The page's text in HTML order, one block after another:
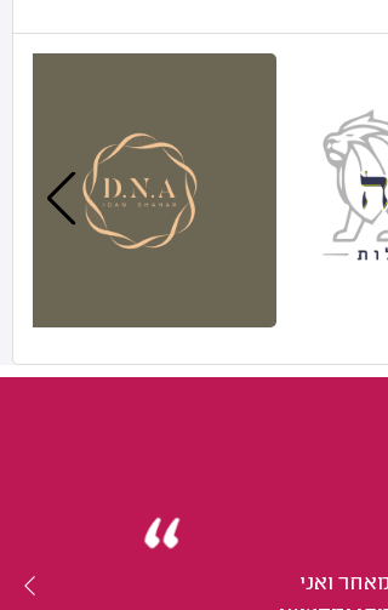
ואני